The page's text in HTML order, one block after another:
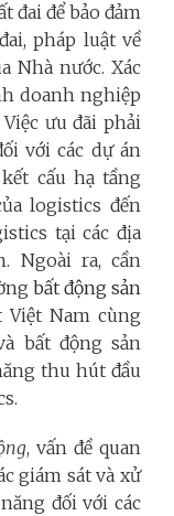
đai để bảo đảm
pháp luật về
Nhà nước. Xác
doanh nghiệp
ưu đãi phải
với các dự án
cấu hạ tầng
logistics đến
tại các địa
Ngoài ra, cần
bất động sản
Nam cùng
bất động sản
thu hút đầu
, vấn đề quan
giám sát và xử
đối với các